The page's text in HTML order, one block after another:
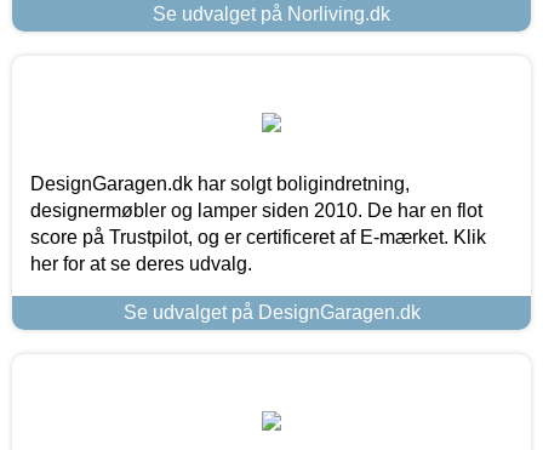
Se udvalget på Norliving.dk
DesignGaragen.dk har solgt boligindretning,
designermøbler og lamper siden 2010. De har en flot
score på Trustpilot, og er certificeret af E-mærket. Klik
her for at se deres udvalg.
Se udvalget på DesignGaragen.dk